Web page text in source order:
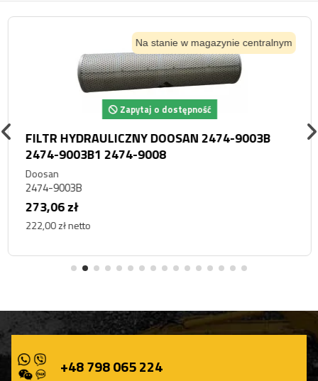
Na stanie w magazynie centralnym
Zapytaj o dostępność
FILTR HYDRAULICZNY DOOSAN 2474-9003B
2474-9003B1 2474-9008
Doosan
2474-9003B
273,06 zł
222,00 zł netto
+48 798 065 224